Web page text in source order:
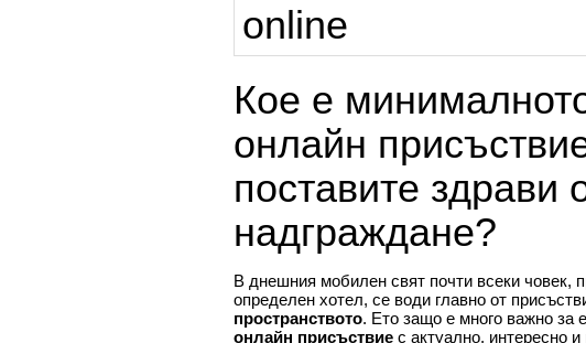
Кое е
онлайн
поставите здрави
надграждане?
В днешния мобилен свят почти всеки човек,
определен хотел, се води главно от
пространството. Ето защо е много важно за
онлайн присъствие с актуално, интересно